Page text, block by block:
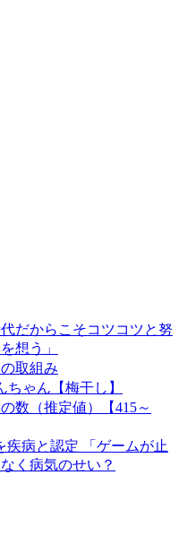
だからこそコツコツと努
想う」
取組み
ちゃん【梅干し】
数（推定値）【415～
病と認定 「ゲームが止
く病気のせい？